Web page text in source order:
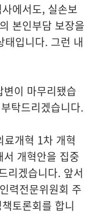
에서도, 실손보
본인부담 보장을
태입니다. 그런 내
이 마무리됐습
탁드리겠습니다.
개혁 1차 개혁
개혁안을 집중
리겠습니다. 앞서
력전문위원회 주
토론회를 합니